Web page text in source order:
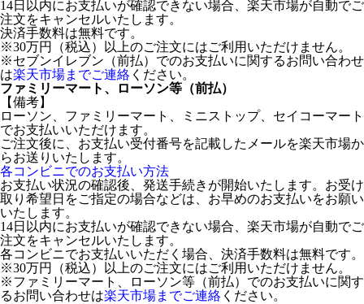
14日以内にお支払いが確認できない場合、楽天市場が自動でご
注文をキャンセルいたします。
決済手数料は無料です。
※30万円（税込）以上のご注文にはご利用いただけません。
※セブンイレブン（前払）でのお支払いに関するお問い合わせ
は楽天市場までご連絡 ください。
ファミリーマート、ローソン等（前払）
【備考】
ローソン、ファミリーマート、ミニストップ、セイコーマート
でお支払いいただけます。
ご注文後に、お支払い受付番号を記載したメールを楽天市場か
らお送りいたします。
各コンビニでのお支払い方法
お支払い状況の確認後、発送手続きが開始いたします。お受け
取り希望日をご指定の場合などは、お早めのお支払いをお願い
いたします。
14日以内にお支払いが確認できない場合、楽天市場が自動でご
注文をキャンセルいたします。
各コンビニでお支払いいただく場合、決済手数料は無料です。
※30万円（税込）以上のご注文にはご利用いただけません。
※ファミリーマート、ローソン等（前払）でのお支払いに関す
るお問い合わせは楽天市場までご連絡 ください。